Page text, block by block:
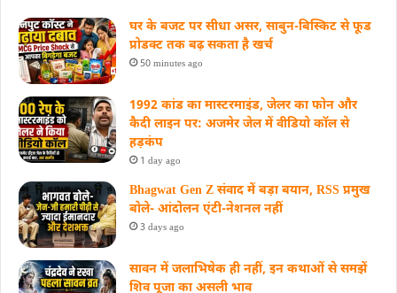
घर के बजट पर सीधा असर, साबुन-बिस्किट से फूड
प्रोडक्ट तक बढ़ सकता है खर्च
50 minutes ago
1992 कांड का मास्टरमाइंड, जेलर का फोन और
कैदी लाइन पर: अजमेर जेल में वीडियो कॉल से
हड़कंप
1 day ago
Bhagwat Gen Z संवाद में बड़ा बयान, RSS प्रमुख
बोले- आंदोलन एंटी-नेशनल नहीं
3 days ago
सावन में जलाभिषेक ही नहीं, इन कथाओं से समझें
शिव पूजा का असली भाव